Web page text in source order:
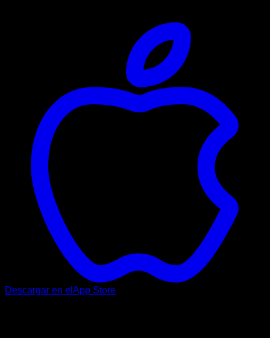
Descargar en el App Store